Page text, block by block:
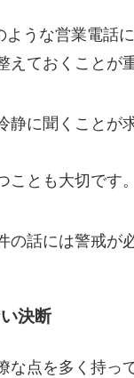
うな営業電話に
えておくことが
静に聞くことが
ことも大切です。
の話には警戒が
決断
な点を多く持っ